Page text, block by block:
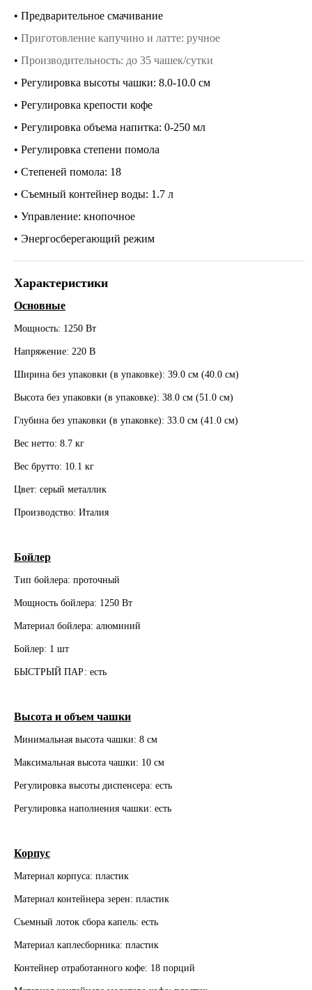
• Предварительное смачивание
• Приготовление капучино и латте: ручное
• Производительность: до 35 чашек/сутки
• Регулировка высоты чашки: 8.0-10.0 см
• Регулировка крепости кофе
• Регулировка объема напитка: 0-250 мл
• Регулировка степени помола
• Степеней помола: 18
• Съемный контейнер воды: 1.7 л
• Управление: кнопочное
• Энергосберегающий режим
Характеристики
Основные
Мощность: 1250 Вт
Напряжение: 220 В
Ширина без упаковки (в упаковке): 39.0 см (40.0 см)
Высота без упаковки (в упаковке): 38.0 см (51.0 см)
Глубина без упаковки (в упаковке): 33.0 см (41.0 см)
Вес нетто: 8.7 кг
Вес брутто: 10.1 кг
Цвет: серый металлик
Производство: Италия
Бойлер
Тип бойлера: проточный
Мощность бойлера: 1250 Вт
Материал бойлера: алюминий
Бойлер: 1 шт
БЫСТРЫЙ ПАР: есть
Высота и объем чашки
Минимальная высота чашки: 8 см
Максимальная высота чашки: 10 см
Регулировка высоты диспенсера: есть
Регулировка наполнения чашки: есть
Корпус
Материал корпуса: пластик
Материал контейнера зерен: пластик
Съемный лоток сбора капель: есть
Материал каплесборника: пластик
Контейнер отработанного кофе: 18 порций